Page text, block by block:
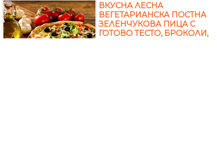
ВКУСНА ЛЕСНА
ВЕГЕТАРИАНСКА ПОСТНА
ЗЕЛЕНЧУКОВА ПИЦА С
ГОТОВО ТЕСТО, БРОКОЛИ,